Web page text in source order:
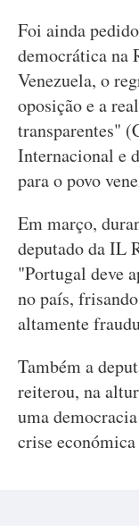
Foi ainda
democrática na
Venezuela, o
oposição e a
transparentes"
Internacional e
para o povo
Em março,
deputado da IL
"Portugal deve
no país,
altamente
Também a
reiterou, na
uma
crise